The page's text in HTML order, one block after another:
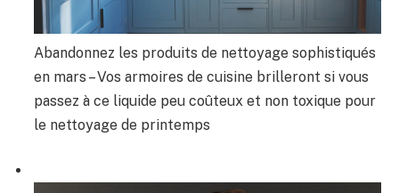
Abandonnez les produits de nettoyage sophistiqués
en mars – Vos armoires de cuisine brilleront si vous
passez à ce liquide peu coûteux et non toxique pour
le nettoyage de printemps